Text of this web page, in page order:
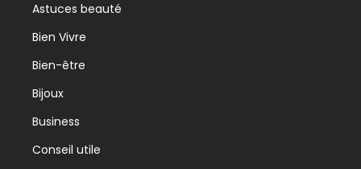
Astuces beauté
Bien Vivre
Bien-être
Bijoux
Business
Conseil utile